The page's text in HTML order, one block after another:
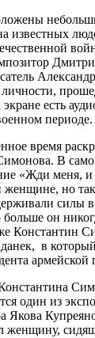
известных
есть
периоде.
время
В
«Жди меня, и
но
силы в
больше он
Константин
в
армейской
один из
Якова
женщину,